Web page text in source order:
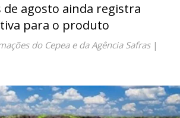
de agosto ainda registra
para o produto
do Cepea e da Agência Safras|